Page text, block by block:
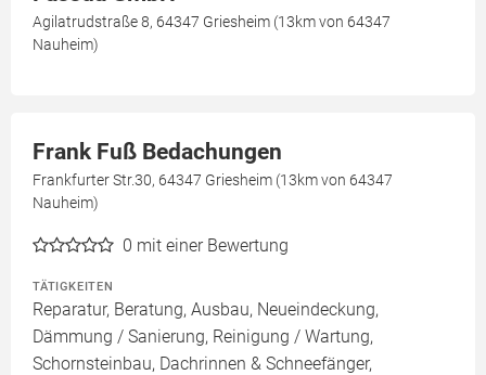
Agilatrudstraße 8, 64347 Griesheim (13km von 64347
Nauheim)
Frank Fuß Bedachungen
Frankfurter Str.30, 64347 Griesheim (13km von 64347
Nauheim)
0 mit einer Bewertung
TÄTIGKEITEN
Reparatur, Beratung, Ausbau, Neueindeckung,
Dämmung / Sanierung, Reinigung / Wartung,
Schornsteinbau, Dachrinnen & Schneefänger,